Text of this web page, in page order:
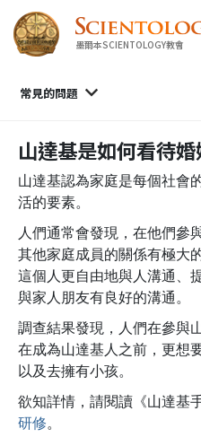
墨爾本SCIENTOLOGY教會
常見的問題
山達基是如何看待
山達基認為家庭是每個社會
活的要素。
人們通常會發現，在他們參
其他家庭成員的關係有極大
這個人更自由地與人溝通、
與家人朋友有良好的溝通。
調查結果發現，人們在參與
在成為山達基人之前，更想
以及去擁有小孩。
欲知詳情，請閱讀《山達基
研修。